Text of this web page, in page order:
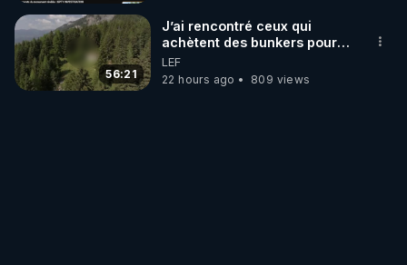
56:21
J’ai rencontré ceux qui
achètent des bunkers pour
survivre à la fin du monde
LEF
22 hours ago
809 views